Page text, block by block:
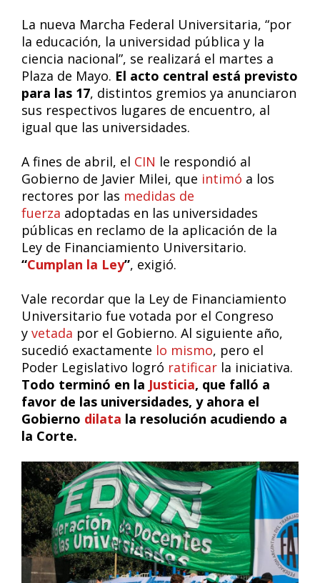
La nueva Marcha Federal Universitaria, “por
la educación, la universidad pública y la
ciencia nacional”, se realizará el martes a
Plaza de Mayo. El acto central está previsto
para las 17, distintos gremios ya anunciaron
sus respectivos lugares de encuentro, al
igual que las universidades.
A fines de abril, el CIN le respondió al
Gobierno de Javier Milei, que intimó a los
rectores por las medidas de
fuerza adoptadas en las universidades
públicas en reclamo de la aplicación de la
Ley de Financiamiento Universitario.
“Cumplan la Ley”, exigió.
Vale recordar que la Ley de Financiamiento
Universitario fue votada por el Congreso
y vetada por el Gobierno. Al siguiente año,
sucedió exactamente lo mismo, pero el
Poder Legislativo logró ratificar la iniciativa.
Todo terminó en la Justicia, que falló a
favor de las universidades, y ahora el
Gobierno dilata la resolución acudiendo a
la Corte.